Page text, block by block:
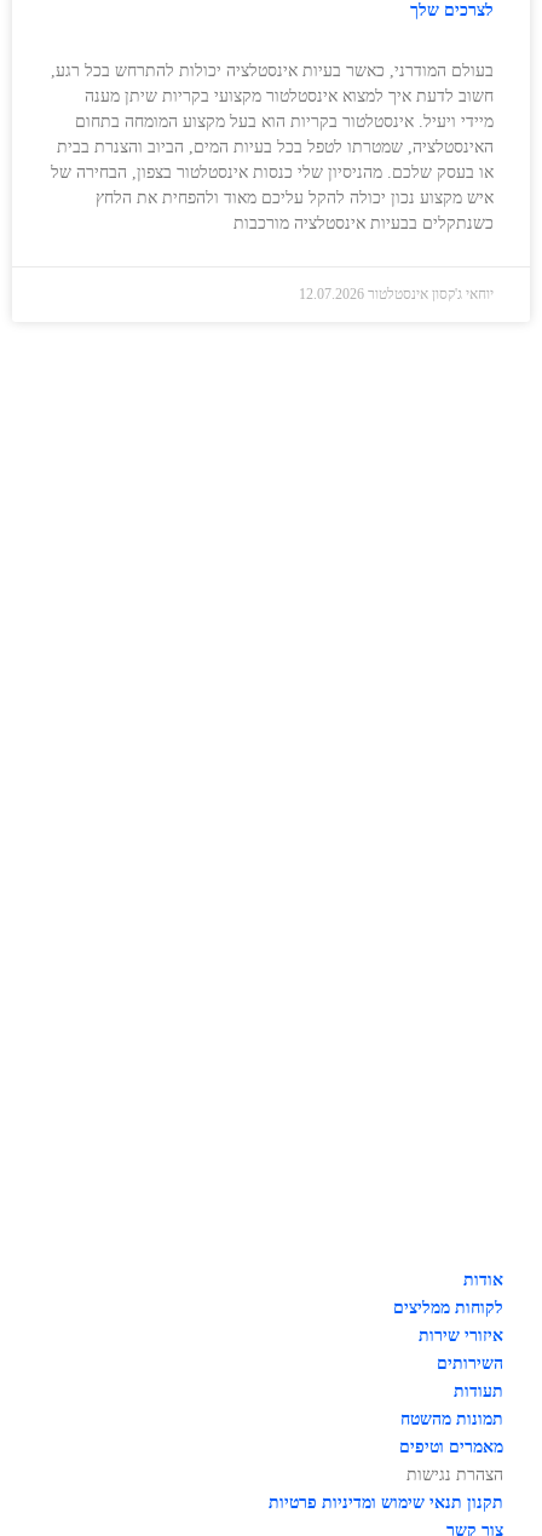
לצרכים שלך
בעולם המודרני, כאשר בעיות אינסטלציה יכולות להתרחש בכל רגע,
חשוב לדעת איך למצוא אינסטלטור מקצועי בקריות שיתן מענה
מיידי ויעיל. אינסטלטור בקריות הוא בעל מקצוע המומחה בתחום
האינסטלציה, שמטרתו לטפל בכל בעיות המים, הביוב והצנרת בבית
או בעסק שלכם. מהניסיון שלי כנסות אינסטלטור בצפון, הבחירה של
איש מקצוע נכון יכולה להקל עליכם מאוד ולהפחית את הלחץ
כשנתקלים בבעיות אינסטלציה מורכבות
יוחאי ג'קסון אינסטלטור 12.07.2026
אודות
לקוחות ממליצים
איזורי שירות
השירותים
תעודות
תמונות מהשטח
מאמרים וטיפים
הצהרת נגישות
תקנון תנאי שימוש ומדיניות פרטיות
צור קשר